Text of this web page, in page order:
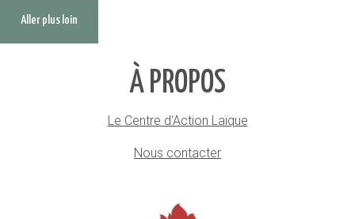
Aller plus loin
À PROPOS
Le Centre d'Action Laïque
Nous contacter